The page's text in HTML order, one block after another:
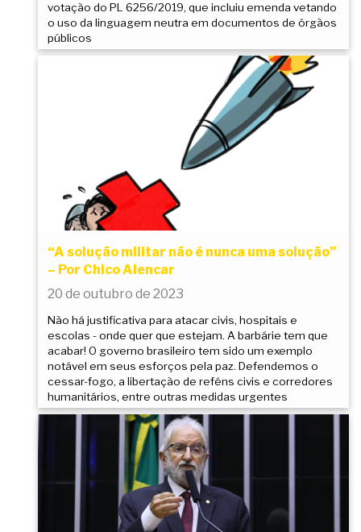
votação do PL 6256/2019, que incluiu emenda vetando
o uso da linguagem neutra em documentos de órgãos
públicos
“A solução militar não é nunca uma solução”
– Por Chico Alencar
20 de outubro de 2023
Não há justificativa para atacar civis, hospitais e
escolas - onde quer que estejam. A barbárie tem que
acabar! O governo brasileiro tem sido um exemplo
notável em seus esforços pela paz. Defendemos o
cessar-fogo, a libertação de reféns civis e corredores
humanitários, entre outras medidas urgentes